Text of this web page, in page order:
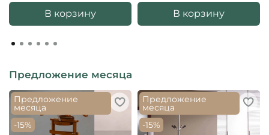
В корзину
В корзину
Предложение месяца
Предложение
месяца
-15%
Предложение
месяца
-15%